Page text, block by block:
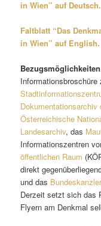
in Wien” auf Deutsch.
Faltblatt “Das
in Wien” auf English.
Österreichische
Landesarchiv, das
Informationszentren
öffentlichen Raum
direkt
und das
Derzeit setzt sich das
Flyern am Denkmal